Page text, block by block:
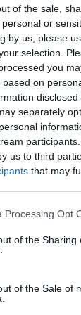
of the sale,
or
by us, please
selection.
you
on
separately
us to third
that may
website/app
or usage
to Google
specified
Processing Opt
of the Sharing
of the Sale of